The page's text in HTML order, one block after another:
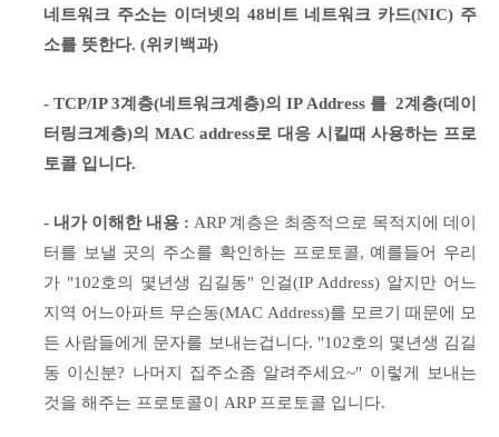
네트워크 주소는 이더넷의 48비트 네트워크 카드(NIC) 주
소를 뜻한다. (위키백과)
- TCP/IP 3계층(네트워크계층)의 IP Address 를 2계층(데이
터링크계층)의 MAC address로 대응 시킬때 사용하는 프로
토콜 입니다.
- 내가 이해한 내용 : ARP 계층은 최종적으로 목적지에 데이
터를 보낼 곳의 주소를 확인하는 프로토콜, 예를들어 우리
가 "102호의 몇년생 김길동" 인걸(IP Address) 알지만 어느
지역 어느아파트 무슨동(MAC Address)를 모르기 때문에 모
든 사람들에게 문자를 보내는겁니다. "102호의 몇년생 김길
동 이신분? 나머지 집주소좀 알려주세요~" 이렇게 보내는
것을 해주는 프로토콜이 ARP 프로토콜 입니다.